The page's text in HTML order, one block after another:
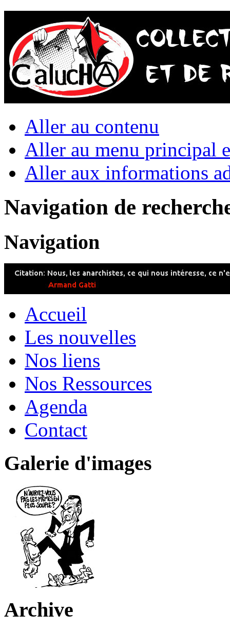
Aller au contenu
Aller au menu principal
Aller aux informations
Navigation de
Navigation
Accueil
Les nouvelles
Nos liens
Nos Ressources
Agenda
Contact
Galerie d'images
Archive